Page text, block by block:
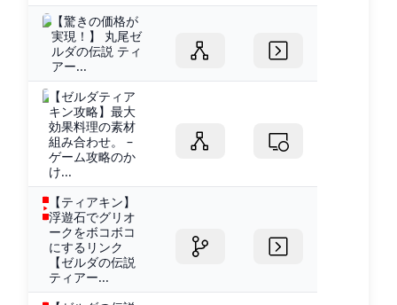
【驚きの価格が
実現！】 丸尾ゼ
ルダの伝説 ティ
アー...
【ゼルダティア
キン攻略】最大
効果料理の素材
組み合わせ。 –
ゲーム攻略のか
け...
【ティアキン】
浮遊石でグリオ
ークをボコボコ
にするリンク
【ゼルダの伝説
ティアー...